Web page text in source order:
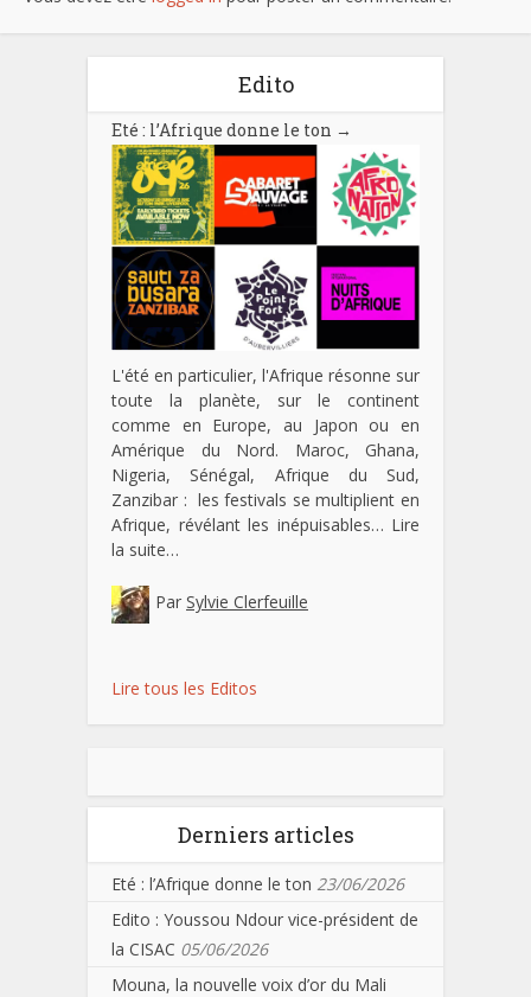
Edito
Eté : l’Afrique donne le ton →
L'été en particulier, l'Afrique résonne sur
toute la planète, sur le continent
comme en Europe, au Japon ou en
Amérique du Nord. Maroc, Ghana,
Nigeria, Sénégal, Afrique du Sud,
Zanzibar : les festivals se multiplient en
Afrique, révélant les inépuisables… Lire
la suite…
Par Sylvie Clerfeuille
Lire tous les Editos
Derniers articles
Eté : l’Afrique donne le ton 23/06/2026
Edito : Youssou Ndour vice-président de
la CISAC 05/06/2026
Mouna, la nouvelle voix d’or du Mali